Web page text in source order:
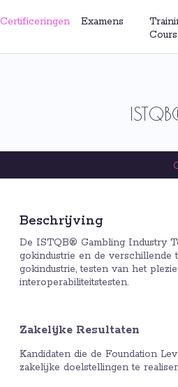
Certificeringen Examens
Beschrijving
De ISTQB® Gambling Industry
gokindustrie en de verschillende
gokindustrie, testen van het
interoperabiliteitstesten.
Zakelijke Resultaten
Kandidaten die de Foundation
zakelijke doelstellingen te